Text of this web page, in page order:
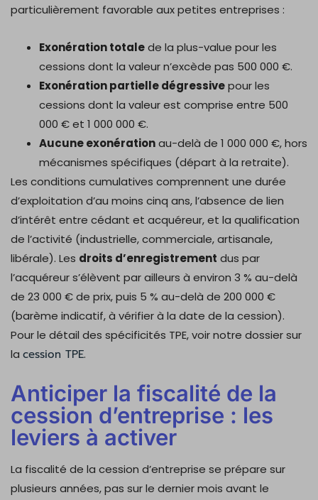
particulièrement favorable aux petites entreprises :
Exonération totalede la plus-value pour les
cessions dont la valeur n’excède pas 500 000 €.
Exonération partielle dégressivepour les
cessions dont la valeur est comprise entre 500
000 € et 1 000 000 €.
Aucune exonérationau-delà de 1 000 000 €, hors
mécanismes spécifiques (départ à la retraite).
Les conditions cumulatives comprennent une durée
d’exploitation d’au moins cinq ans, l’absence de lien
d’intérêt entre cédant et acquéreur, et la qualification
de l’activité (industrielle, commerciale, artisanale,
libérale). Les droits d’enregistrement dus par
l’acquéreur s’élèvent par ailleurs à environ 3 % au-delà
de 23 000 € de prix, puis 5 % au-delà de 200 000 €
(barème indicatif, à vérifier à la date de la cession).
Pour le détail des spécificités TPE, voir notre dossier sur
la cession TPE.
Anticiper la fiscalité de la
cession d’entreprise : les
leviers à activer
La fiscalité de la cession d’entreprise se prépare sur
plusieurs années, pas sur le dernier mois avant le